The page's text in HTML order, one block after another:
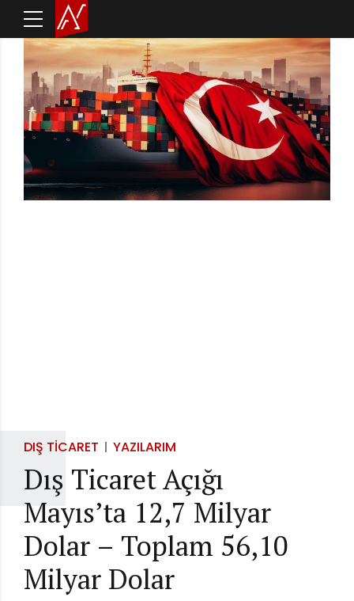
DIŞ TICARET YAZILARIM
Dış Ticaret Açığı
Mayıs’ta 12,7 Milyar
Dolar – Toplam 56,10
Milyar Dolar